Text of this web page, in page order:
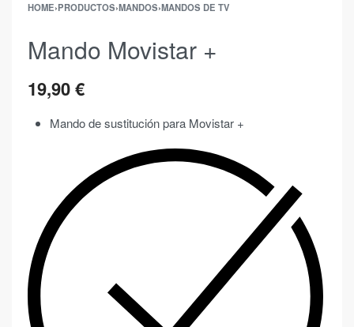
HOME›PRODUCTOS›MANDOS›MANDOS DE TV
Mando Movistar +
19,90€
Mando de sustitución para Movistar +